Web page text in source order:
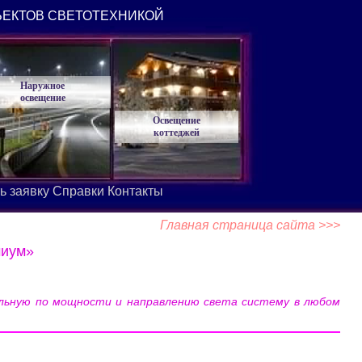
Главная страница сайта >>>
по мощности и направлению света систему в любом
СВЕТОТЕХНИКОЙ
Наружное
освещение
Освещение
коттеджей
заявку Справки Контакты